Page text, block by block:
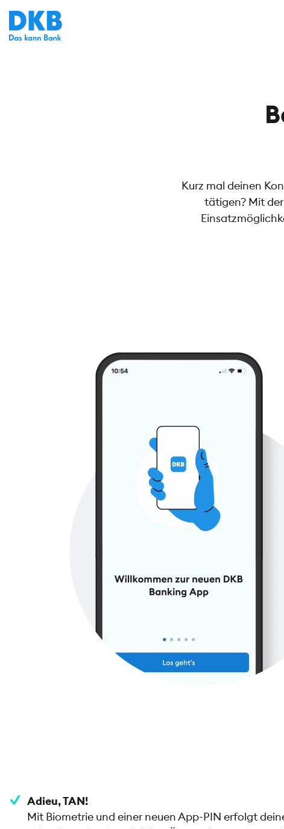
Kurz mal deinen
tätigen? Mit
Adieu, TAN!
Mit Biometrie und einer neuen App-PIN erfolgt